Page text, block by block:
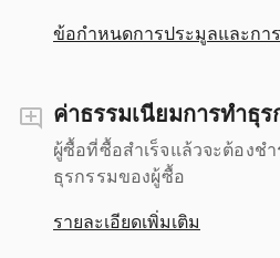
ข้อกำหนดการประมูลและกา
ค่าธรรมเนียมการทำธุร
ผู้ซื้อที่ซื้อสำเร็จแล้วจะต้องช
ธุรกรรมของผู้ซื้อ
รายละเอียดเพิ่มเติม